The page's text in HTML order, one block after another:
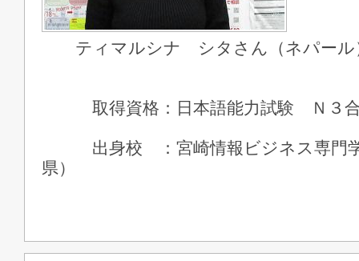
ティマルシナ シタさん（ネパール
取得資格：日本語能力試験 Ｎ３
出身校 ：宮崎情報ビジネス専門
県）